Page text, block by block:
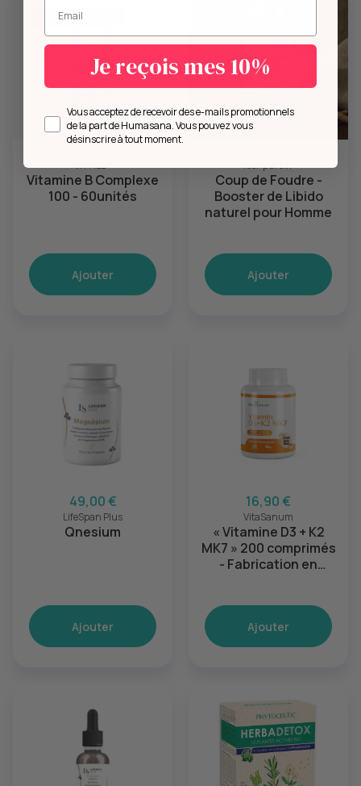
Remise quantité
VIT'ALL+
Vitamine B Complexe
100 - 60unités
Ajouter
feel-pure.fr
Coup de Foudre -
Booster de Libido
naturel pour Homme
Ajouter
49,00 €
LifeSpan Plus
Qnesium
Ajouter
16,90 €
VitaSanum
« Vitamine D3 + K2
MK7 » 200 comprimés
- Fabrication en
Ajouter
Je reçois mes 10%
Opt inVous acceptez de recevoir des e-mails promotionnels
de la part de Humasana. Vous pouvez vous
désinscrire à tout moment.